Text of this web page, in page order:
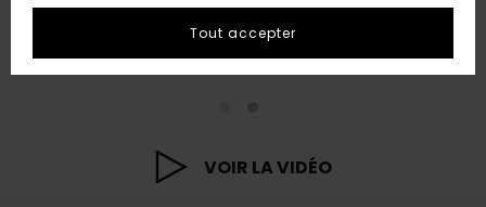
VOIR LA VIDÉO
Tout accepter